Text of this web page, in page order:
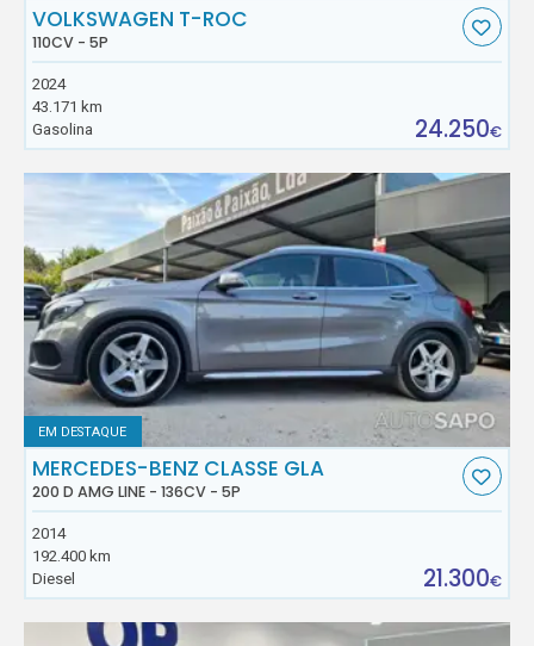
VOLKSWAGEN T-ROC
110CV - 5P
2024
43.171 km
Gasolina
24.250€
EM DESTAQUE
MERCEDES-BENZ CLASSE GLA
200 D AMG LINE - 136CV - 5P
2014
192.400 km
Diesel
21.300€